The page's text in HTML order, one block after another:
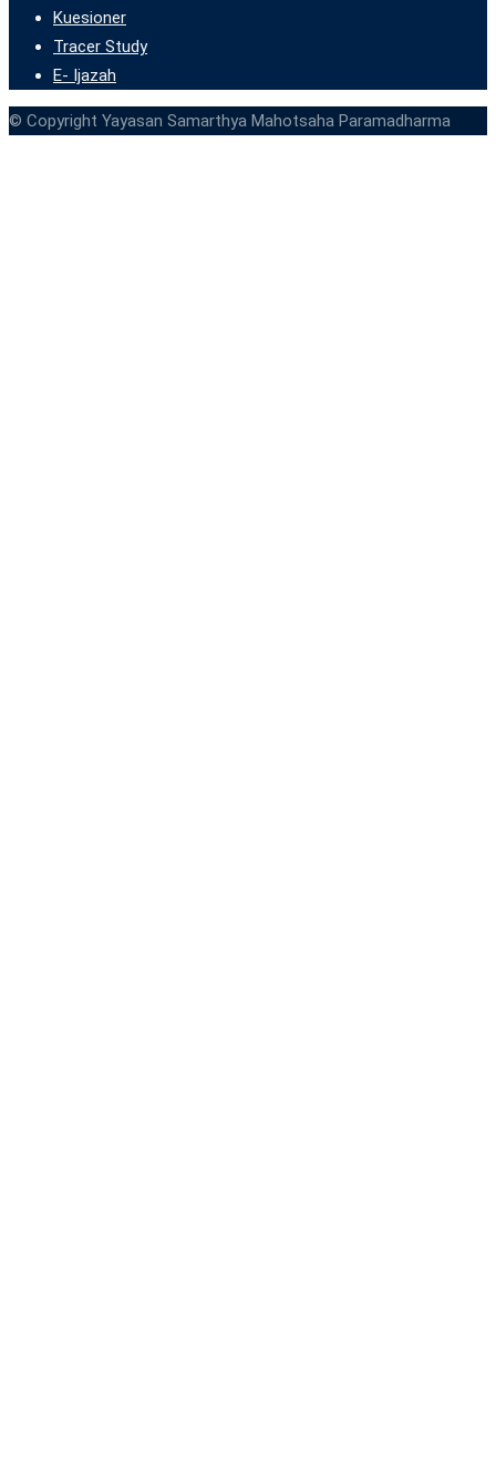
Kuesioner
Tracer Study
E- Ijazah
© Copyright Yayasan Samarthya Mahotsaha Paramadharma